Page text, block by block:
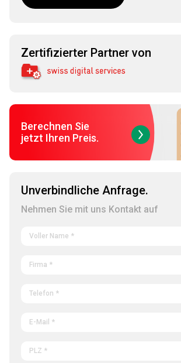
Zertifizierter Partner von
Berechnen Sie
jetzt Ihren Preis.
Unverbindliche Anfrage.
Nehmen Sie mit uns Kontakt auf